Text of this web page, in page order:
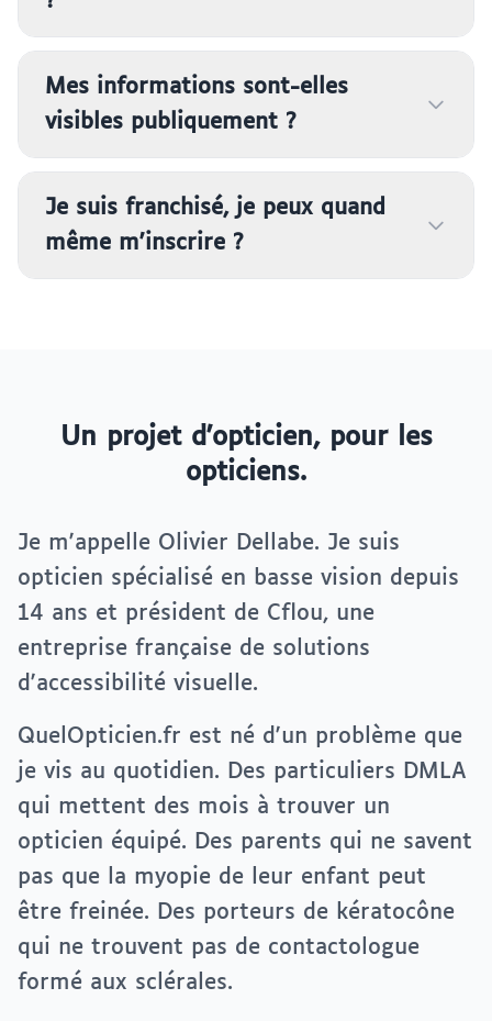
Mes informations sont-elles
visibles publiquement ?
Je suis franchisé, je peux quand
même m'inscrire ?
Un projet d'opticien, pour les
opticiens.
Je m'appelle Olivier Dellabe. Je suis
opticien spécialisé en basse vision depuis
14 ans et président de Cflou, une
entreprise française de solutions
d'accessibilité visuelle.
QuelOpticien.fr est né d'un problème que
je vis au quotidien. Des particuliers DMLA
qui mettent des mois à trouver un
opticien équipé. Des parents qui ne savent
pas que la myopie de leur enfant peut
être freinée. Des porteurs de kératocône
qui ne trouvent pas de contactologue
formé aux sclérales.